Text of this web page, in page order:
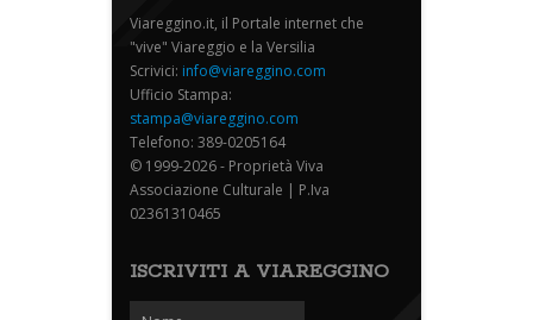
Viareggino.it, il Portale internet che
"vive" Viareggio e la Versilia
Scrivici: info@viareggino.com
Ufficio Stampa:
stampa@viareggino.com
Telefono: 389-0205164
© 1999-2026 - Proprietà Viva
Associazione Culturale | P.Iva
02361310465
ISCRIVITI A VIAREGGINO